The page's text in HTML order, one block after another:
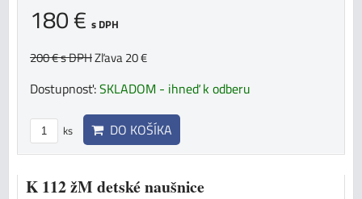
180 € s DPH
200 €s DPHZľava 20 €
Dostupnosť:SKLADOM - ihneď k odberu
ks DO KOŠÍKA
K 112 žM detské naušnice